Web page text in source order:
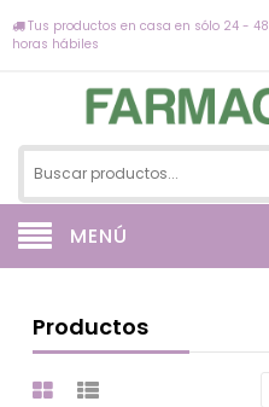
Tus productos en casa en sólo 24 - 48
horas hábiles
MENÚ
Productos